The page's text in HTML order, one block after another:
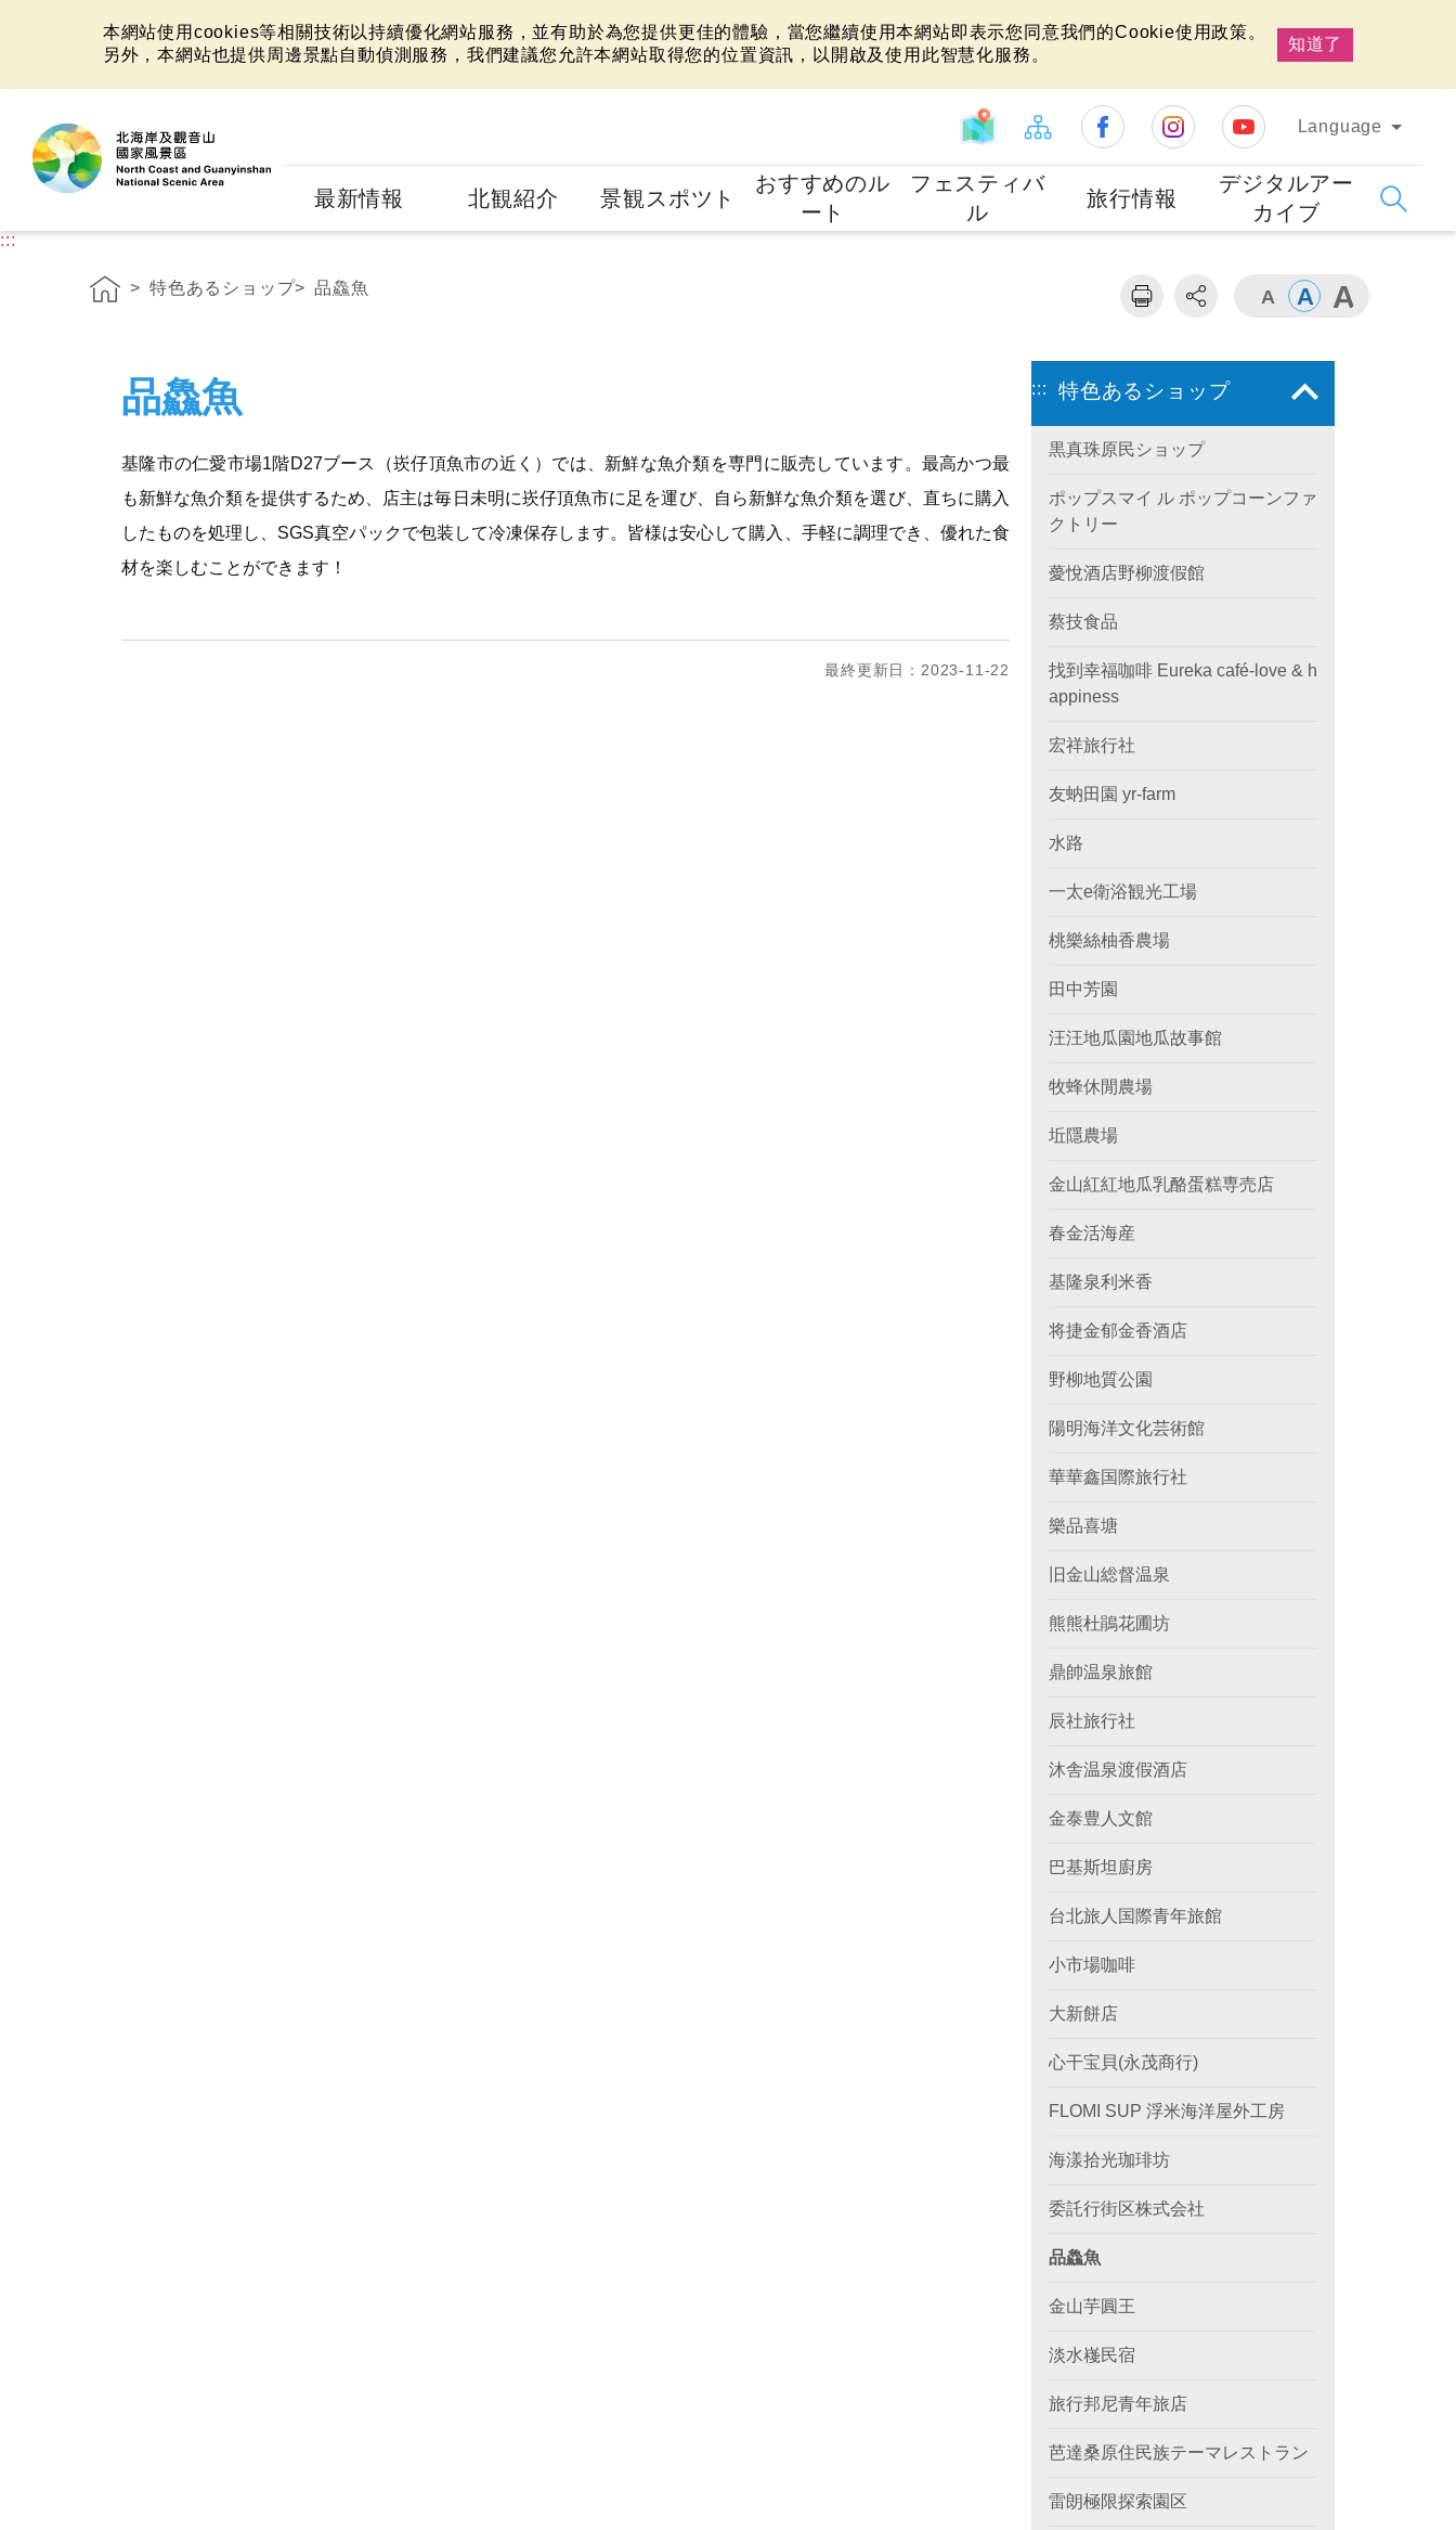
本網站使用cookies等相關技術以持續優化網站服務，並有助於為您提供更佳的體驗，當您繼續使用本網站即表示您同意我們的Cookie使用政策。
另外，本網站也提供周邊景點自動偵測服務，我們建議您允許本網站取得您的位置資訊，以開啟及使用此智慧化服務。
知道了
Language
最新情報 北観紹介 景観スポツト
おすすめのル
ート
フェスティバ
ル
旅行情報
デジタルアー
カイブ
:::
特色あるショップ 品鱻魚
品鱻魚
基隆市の仁愛市場1階D27ブース（崁仔頂魚市の近く）では、新鮮な魚介類を専門に販売しています。最高かつ最
も新鮮な魚介類を提供するため、店主は毎日未明に崁仔頂魚市に足を運び、自ら新鮮な魚介類を選び、直ちに購入
したものを処理し、SGS真空パックで包装して冷凍保存します。皆様は安心して購入、手軽に調理でき、優れた食
材を楽しむことができます！
最終更新日：2023-11-22
::: 特色あるショップ
黒真珠原民ショップ
ポップスマイ ル ポップコーンファ
クトリー
薆悅酒店野柳渡假館
蔡技食品
找到幸福咖啡 Eureka café-love & h
appiness
宏祥旅行社
友蚋田園 yr-farm
水路
一太e衛浴観光工場
桃樂絲柚香農場
田中芳園
汪汪地瓜園地瓜故事館
牧蜂休閒農場
坵隱農場
金山紅紅地瓜乳酪蛋糕専売店
春金活海産
基隆泉利米香
将捷金郁金香酒店
野柳地質公園
陽明海洋文化芸術館
華華鑫国際旅行社
樂品喜塘
旧金山総督温泉
熊熊杜鵑花圃坊
鼎帥温泉旅館
辰社旅行社
沐舎温泉渡假酒店
金泰豊人文館
巴基斯坦廚房
台北旅人国際青年旅館
小市場咖啡
大新餅店
心干宝貝(永茂商行)
FLOMI SUP 浮米海洋屋外工房
海漾拾光珈琲坊
委託行街区株式会社
品鱻魚
金山芋圓王
淡水嶘民宿
旅行邦尼青年旅店
芭達桑原住民族テーマレストラン
雷朗極限探索園区